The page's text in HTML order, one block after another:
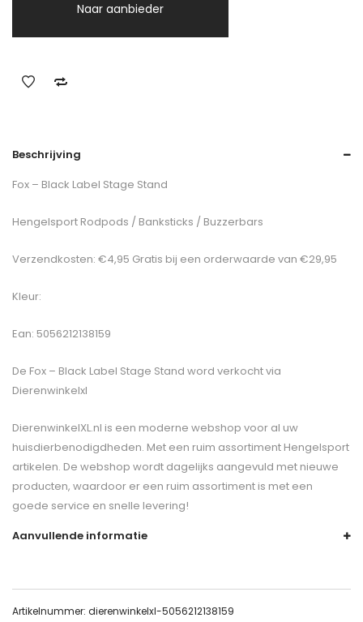
Naar aanbieder
Beschrijving
Fox – Black Label Stage Stand
Hengelsport Rodpods / Banksticks / Buzzerbars
Verzendkosten: €4,95 Gratis bij een orderwaarde van €29,95
Kleur:
Ean: 5056212138159
De Fox – Black Label Stage Stand word verkocht via
Dierenwinkelxl
DierenwinkelXL.nl is een moderne webshop voor al uw
huisdierbenodigdheden. Met een ruim assortiment Hengelsport
artikelen. De webshop wordt dagelijks aangevuld met nieuwe
producten, waardoor er een ruim assortiment is met een
goede service en snelle levering!
Aanvullende informatie
Artikelnummer: dierenwinkelxl-5056212138159